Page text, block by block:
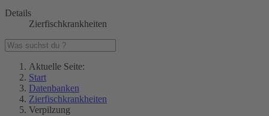
Details
Zierfischkrankheiten
Aktuelle Seite:
Start
Datenbanken
Zierfischkrankheiten
Verpilzung